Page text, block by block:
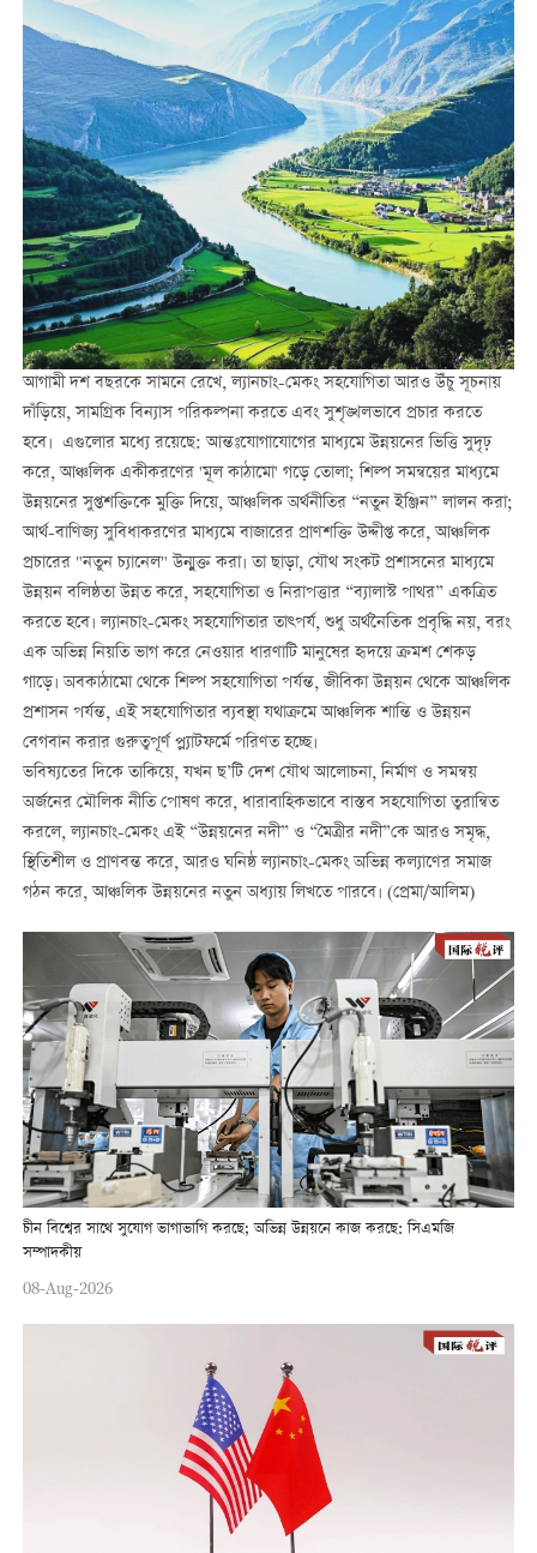
আগামী দশ বছরকে সামনে রেখে, ল্যানচাং-মেকং সহযোগিতা আরও উঁচু সূচনায়
দাঁড়িয়ে, সামগ্রিক বিন্যাস পরিকল্পনা করতে এবং সুশৃঙ্খলভাবে প্রচার করতে
হবে। এগুলোর মধ্যে রয়েছে: আন্তঃযোগাযোগের মাধ্যমে উন্নয়নের ভিত্তি সুদৃঢ়
করে, আঞ্চলিক একীকরণের 'মূল কাঠামো' গড়ে তোলা; শিল্প সমন্বয়ের মাধ্যমে
উন্নয়নের সুপ্তশক্তিকে মুক্তি দিয়ে, আঞ্চলিক অর্থনীতির “নতুন ইঞ্জিন” লালন করা;
আর্থ-বাণিজ্য সুবিধাকরণের মাধ্যমে বাজারের প্রাণশক্তি উদ্দীপ্ত করে, আঞ্চলিক
প্রচারের "নতুন চ্যানেল" উন্মুক্ত করা। তা ছাড়া, যৌথ সংকট প্রশাসনের মাধ্যমে
উন্নয়ন বলিষ্ঠতা উন্নত করে, সহযোগিতা ও নিরাপত্তার “ব্যালাস্ট পাথর” একত্রিত
করতে হবে। ল্যানচাং-মেকং সহযোগিতার তাত্পর্য, শুধু অর্থনৈতিক প্রবৃদ্ধি নয়, বরং
এক অভিন্ন নিয়তি ভাগ করে নেওয়ার ধারণাটি মানুষের হৃদয়ে ক্রমশ শেকড়
গাড়ে। অবকাঠামো থেকে শিল্প সহযোগিতা পর্যন্ত, জীবিকা উন্নয়ন থেকে আঞ্চলিক
প্রশাসন পর্যন্ত, এই সহযোগিতার ব্যবস্থা যথাক্রমে আঞ্চলিক শান্তি ও উন্নয়ন
বেগবান করার গুরুত্বপূর্ণ প্ল্যাটফর্মে পরিণত হচ্ছে।
ভবিষ্যতের দিকে তাকিয়ে, যখন ছ’টি দেশ যৌথ আলোচনা, নির্মাণ ও সমন্বয়
অর্জনের মৌলিক নীতি পোষণ করে, ধারাবাহিকভাবে বাস্তব সহযোগিতা ত্বরান্বিত
করলে, ল্যানচাং-মেকং এই “উন্নয়নের নদী” ও “মৈত্রীর নদী”কে আরও সমৃদ্ধ,
স্থিতিশীল ও প্রাণবন্ত করে, আরও ঘনিষ্ঠ ল্যানচাং-মেকং অভিন্ন কল্যাণের সমাজ
গঠন করে, আঞ্চলিক উন্নয়নের নতুন অধ্যায় লিখতে পারবে। (প্রেমা/আলিম)
চীন বিশ্বের সাথে সুযোগ ভাগাভাগি করছে; অভিন্ন উন্নয়নে কাজ করছে: সিএমজি
সম্পাদকীয়
08-Aug-2026